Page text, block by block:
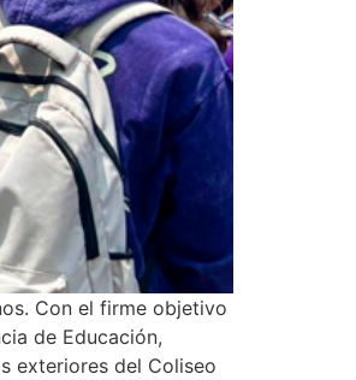
Con el firme objetivo
de Educación,
exteriores del Coliseo